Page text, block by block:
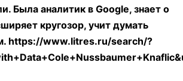
Была аналитик в Google, знает о
кругозор, учит думать
https://www.litres.ru/search/?